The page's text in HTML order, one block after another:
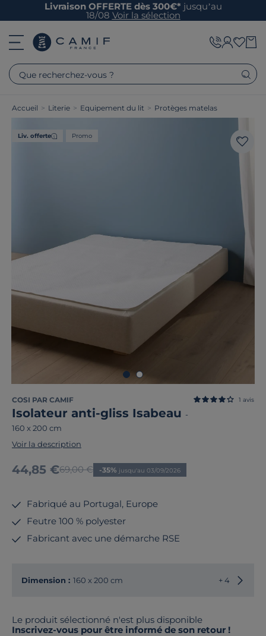
Livraison OFFERTE dès 300€* jusqu’au
18/08 Voir la sélection
Que recherchez-vous ?
Accueil > Literie > Equipement du lit > Protèges matelas
Liv. offerte Promo
COSI PAR CAMIF
Isolateur anti-gliss Isabeau -
160 x 200 cm
1 avis
Voir la description
Nouveau prix
44,85 €Ancien prix
69,00 € -35% jusqu'au 03/09/2026
Fabriqué au Portugal, Europe
Feutre 100 % polyester
Fabricant avec une démarche RSE
Dimension : 160 x 200 cm + 4
Le produit sélectionné n'est plus disponible
Inscrivez-vous pour être informé de son retour !